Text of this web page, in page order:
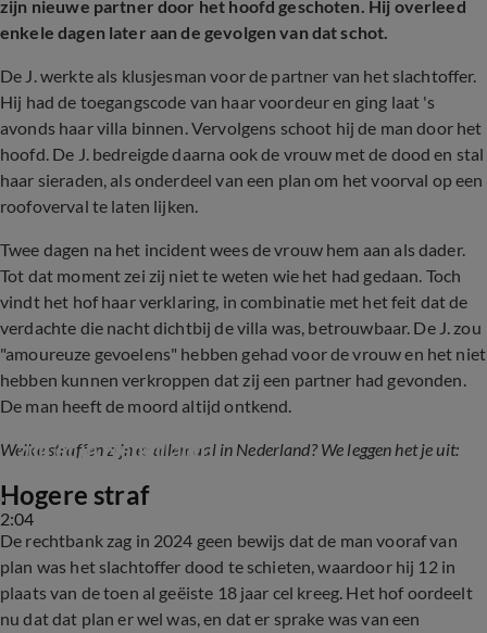
zijn nieuwe partner door het hoofd geschoten. Hij overleed
enkele dagen later aan de gevolgen van dat schot.
De J. werkte als klusjesman voor de partner van het slachtoffer.
Hij had de toegangscode van haar voordeur en ging laat 's
avonds haar villa binnen. Vervolgens schoot hij de man door het
hoofd. De J. bedreigde daarna ook de vrouw met de dood en stal
haar sieraden, als onderdeel van een plan om het voorval op een
roofoverval te laten lijken.
Twee dagen na het incident wees de vrouw hem aan als dader.
Tot dat moment zei zij niet te weten wie het had gedaan. Toch
vindt het hof haar verklaring, in combinatie met het feit dat de
verdachte die nacht dichtbij de villa was, betrouwbaar. De J. zou
"amoureuze gevoelens" hebben gehad voor de vrouw en het niet
hebben kunnen verkroppen dat zij een partner had gevonden.
De man heeft de moord altijd ontkend.
Welke straffen zijn er allemaal in Nederland? We leggen het je uit:
2:04
Hart van Nederland legt uit: welke straffen
zijn er in Nederland?
Hogere straf
De rechtbank zag in 2024 geen bewijs dat de man vooraf van
plan was het slachtoffer dood te schieten, waardoor hij 12 in
plaats van de toen al geëiste 18 jaar cel kreeg. Het hof oordeelt
nu dat dat plan er wel was, en dat er sprake was van een